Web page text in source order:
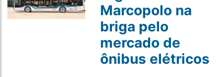
Marcopolo na
briga pelo
mercado de
ônibus elétricos